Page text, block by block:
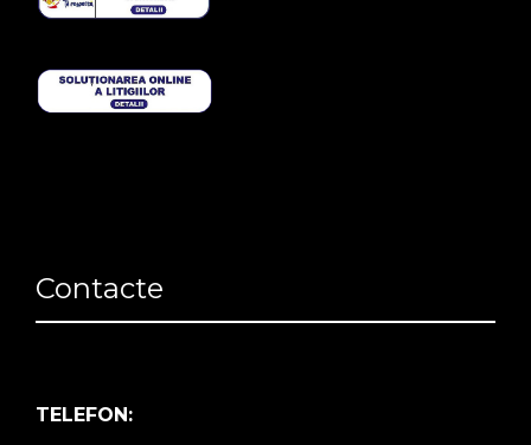
Contacte
TELEFON: